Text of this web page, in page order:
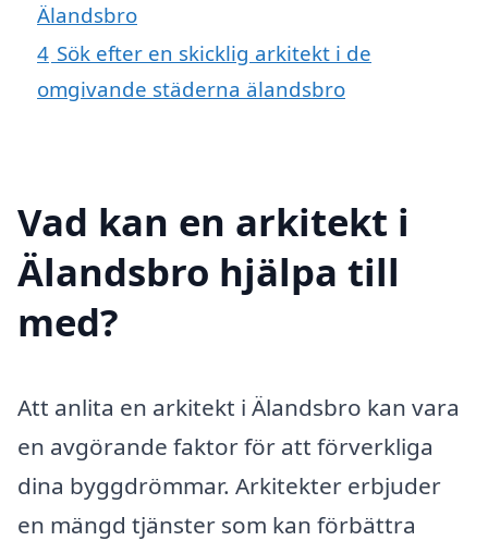
Älandsbro
4 Sök efter en skicklig arkitekt i de
omgivande städerna älandsbro
Vad kan en arkitekt i
Älandsbro hjälpa till
med?
Att anlita en arkitekt i Älandsbro kan vara
en avgörande faktor för att förverkliga
dina byggdrömmar. Arkitekter erbjuder
en mängd tjänster som kan förbättra